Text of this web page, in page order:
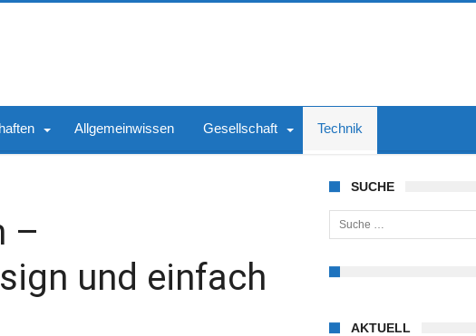
Allgemeinwissen Gesellschaft Technik
–
und einfach
SUCHE
Suche nach:
AKTUELL